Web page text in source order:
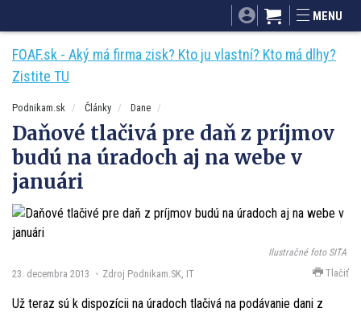
Mnamky-recepty.sk
MENU
FOAF.sk - Aký má firma zisk? Kto ju vlastní? Kto má dlhy?
Zistite TU
Podnikam.sk Články Dane
Daňové tlačivá pre daň z príjmov
budú na úradoch aj na webe v
januári
Ilustračné foto SITA
23. decembra 2013 Zdroj Podnikam.SK, IT Tlačiť
Už teraz sú k dispozícii na úradoch tlačivá na podávanie dani z